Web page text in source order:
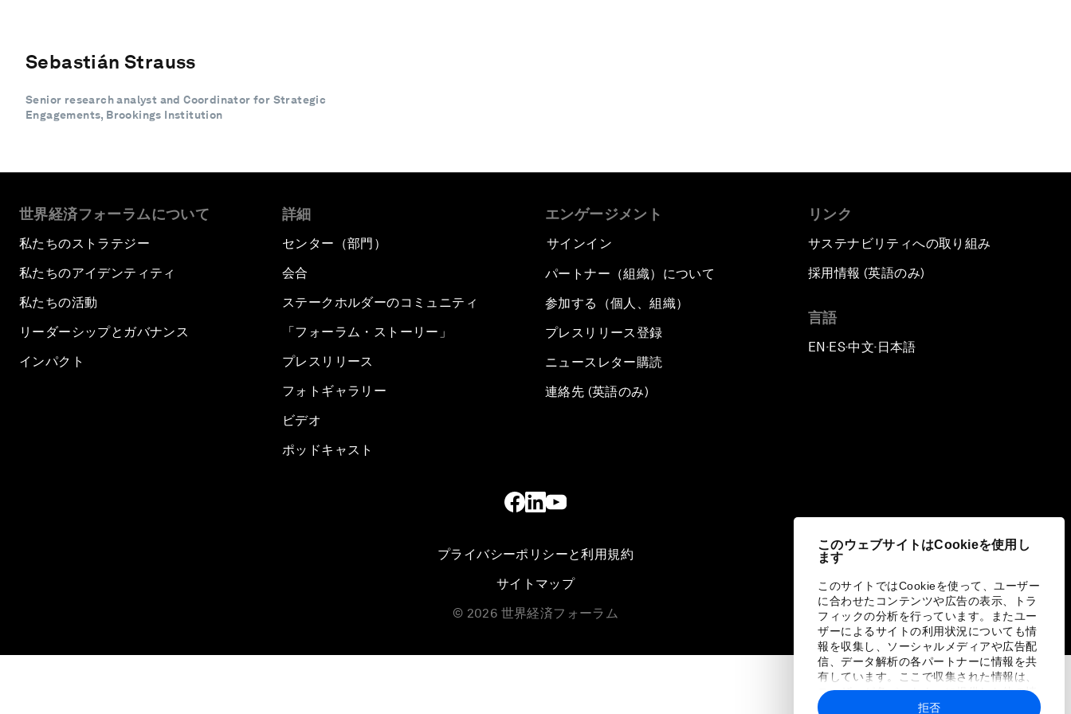
このウェブサイトはCookieを使用し
ます
このサイトではCookieを使って、ユーザー
に合わせたコンテンツや広告の表示、トラ
フィックの分析を行っています。またユー
ザーによるサイトの利用状況についても情
報を収集し、ソーシャルメディアや広告配
信、データ解析の各パートナーに情報を共
有しています。ここで収集された情報は、
ユーザーが各パートナーに提供した他の情
報や各パートナーのサービスを使用した際
拒否
Sebastián Strauss
Senior research analyst and Coordinator for Strategic
Engagements, Brookings Institution
世界経済フォーラムについて
私たちのストラテジー
私たちのアイデンティティ
私たちの活動
リーダーシップとガバナンス
インパクト
詳細
センター（部門）
会合
ステークホルダーのコミュニティ
「フォーラム・ストーリー」
プレスリリース
フォトギャラリー
ビデオ
ポッドキャスト
エンゲージメント
サインイン
パートナー（組織）について
参加する（個人、組織）
プレスリリース登録
ニュースレター購読
連絡先 (英語のみ)
リンク
サステナビリティへの取り組み
採用情報 (英語のみ)
言語
EN ▪ES▪中文▪ 日本語
プライバシーポリシーと利用規約
サイトマップ
© 2026 世界経済フォーラム